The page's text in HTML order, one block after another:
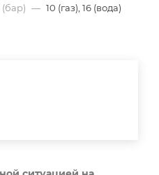
— 10 (газ), 16 (вода)